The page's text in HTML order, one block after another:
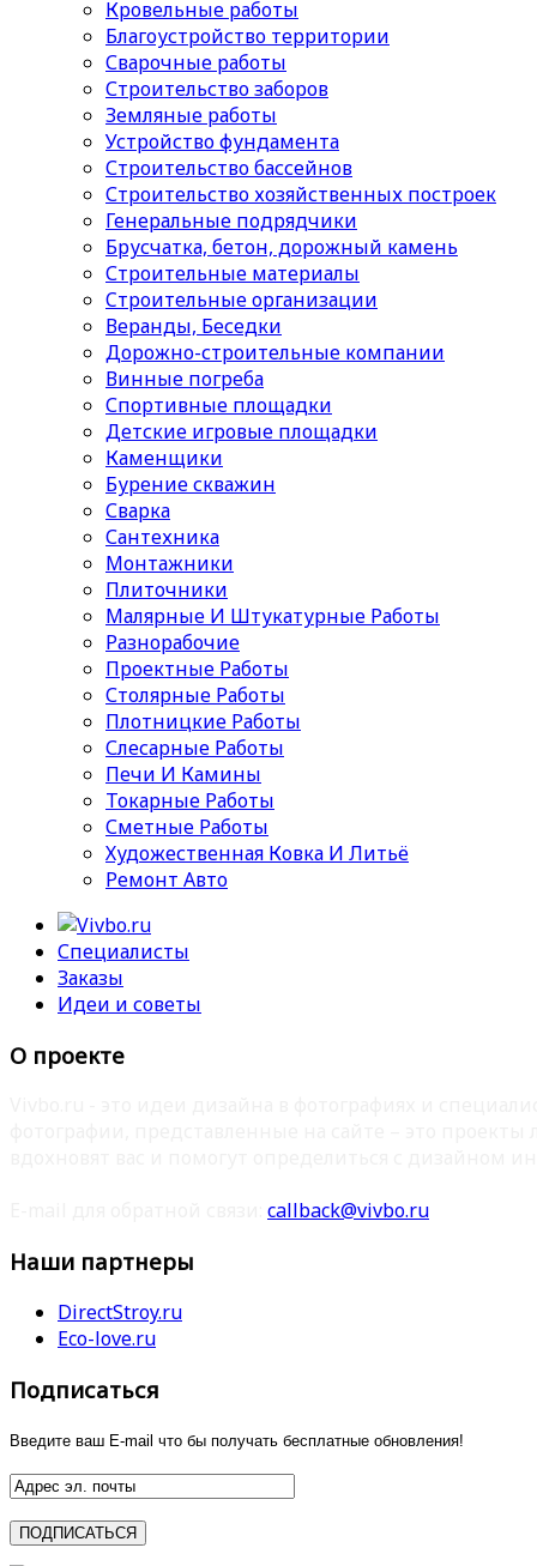
Кровельные работы
Благоустройство территории
Сварочные работы
Строительство заборов
Земляные работы
Устройство фундамента
Строительство бассейнов
Строительство хозяйственных построек
Генеральные подрядчики
Брусчатка, бетон, дорожный камень
Строительные материалы
Cтроительные организации
Веранды, Беседки
Дорожно-строительные компании
Винные погреба
Спортивные площадки
Детские игровые площадки
Каменщики
Бурение скважин
Сварка
Сантехника
Монтажники
Плиточники
Малярные И Штукатурные Работы
Разнорабочие
Проектные Работы
Столярные Работы
Плотницкие Работы
Слесарные Работы
Печи И Камины
Токарные Работы
Сметные Работы
Художественная Ковка И Литьё
Ремонт Авто
Специалисты
Заказы
Идеи и советы
О проекте
callback@vivbo.ru
Наши партнеры
DirectStroy.ru
Eco-love.ru
Подписаться
Введите ваш E-mail что бы получать бесплатные обновления!